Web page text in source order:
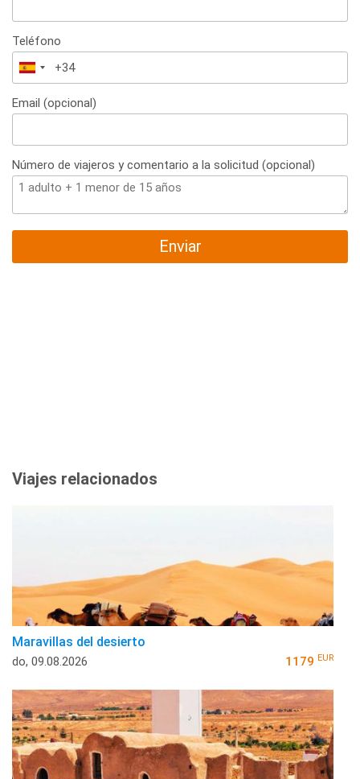
Teléfono
España
+34
Email (opcional)
Número de viajeros y comentario a la solicitud (opcional)
Enviar
Viajes relacionados
Maravillas del desierto
do, 09.08.2026 1179 EUR